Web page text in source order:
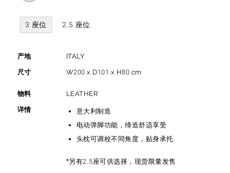
3 座位 2.5 座位
产地 ITALY
尺寸 W200 x D101 x H80 cm
物料 LEATHER
详情
意大利制造
电动弹脚功能，缔造舒适享受
头枕可调校不同角度，贴身承托
*另有2.5座可供选择，现货限量发售